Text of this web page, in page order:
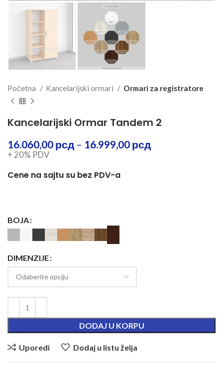
Početna Kancelarijski ormari Ormari za registratore
Kancelarijski Ormar Tandem 2
16.060,00 рсд – 16.999,00 рсд
+ 20% PDV
Cene na sajtu su bez PDV-a
BOJA
DIMENZIJE
DODAJ U KORPU
Uporedi Dodaj u listu želja